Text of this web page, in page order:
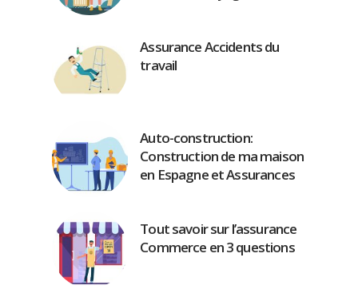
Assurance Accidents du
travail
Auto-construction:
Construction de ma maison
en Espagne et Assurances
Tout savoir sur l’assurance
Commerce en 3 questions